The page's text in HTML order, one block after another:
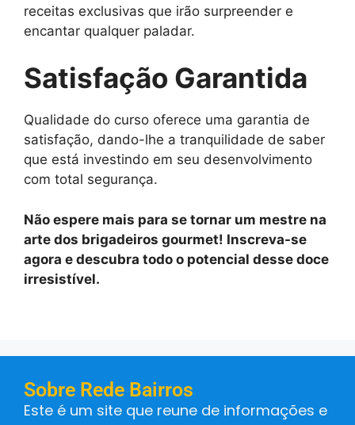
receitas exclusivas que irão surpreender e
encantar qualquer paladar.
Satisfação Garantida
Qualidade do curso oferece uma garantia de
satisfação, dando-lhe a tranquilidade de saber
que está investindo em seu desenvolvimento
com total segurança.
Não espere mais para se tornar um mestre na
arte dos brigadeiros gourmet! Inscreva-se
agora e descubra todo o potencial desse doce
irresistível.
Sobre Rede Bairros
Este é um site que reune de informações e